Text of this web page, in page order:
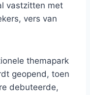
vastzitten met
vers van
themapark
geopend, toen
debuteerde,